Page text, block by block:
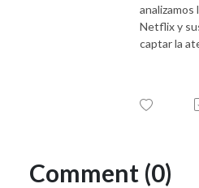
analizamos
Netflix y
captar la
Comment (0)